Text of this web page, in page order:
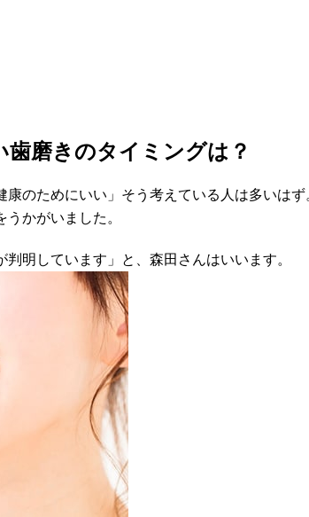
磨きのタイミングは？
康のためにいい」そう考えている人は多いは
かがいました。
明しています」と、森田さんはいいます。